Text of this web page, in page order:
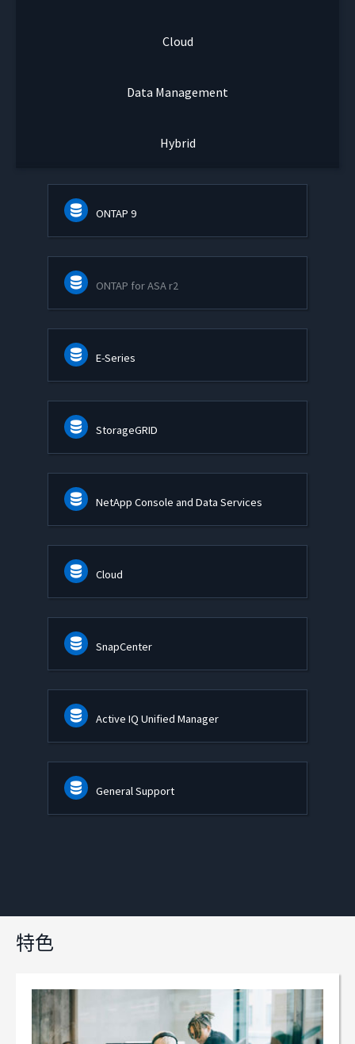
Cloud
Data Management
Hybrid
ONTAP 9
ONTAP for ASA r2
E-Series
StorageGRID
NetApp Console and Data Services
Cloud
SnapCenter
Active IQ Unified Manager
General Support
特色